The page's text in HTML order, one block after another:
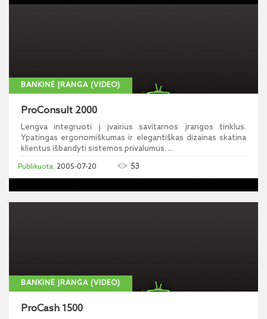
BANKINĖ ĮRANGA (VIDEO)
ProConsult 2000
Lengva integruoti į įvairius savitarnos įrangos tinklus.
Ypatingas ergonomiškumas ir elegantiškas dizainas skatina
klientus išbandyti sistemos privalumus. ...
2005-07-20 53
BANKINĖ ĮRANGA (VIDEO)
ProCash 1500